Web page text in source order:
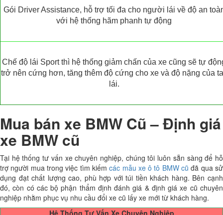
Gói Driver Assistance, hỗ trợ tối đa cho người lái về độ an
với hệ thống hãm phanh tự động
Chế độ lái Sport thì hệ thống giảm chấn của xe cũng sẽ tự
trở nên cứng hơn, tăng thêm độ cứng cho xe và độ nặng của
lái.
Mua bán xe BMW Cũ – Định giá
xe BMW cũ
Tại hệ thống tư vấn xe chuyên nghiệp, chúng tôi luôn sẵn sàng để hỗ
trợ người mua trong việc tìm kiếmcác mẫu xe ô tô BMW cũ đã qua sử
dụng đạt chất lượng cao, phù hợp với túi tiền khách hàng. Bên cạnh
đó, còn có các bộ phận thẩm định đánh giá & định giá xe cũ chuyên
nghiệp nhằm phục vụ nhu cầu đổi xe cũ lấy xe mới từ khách hàng.